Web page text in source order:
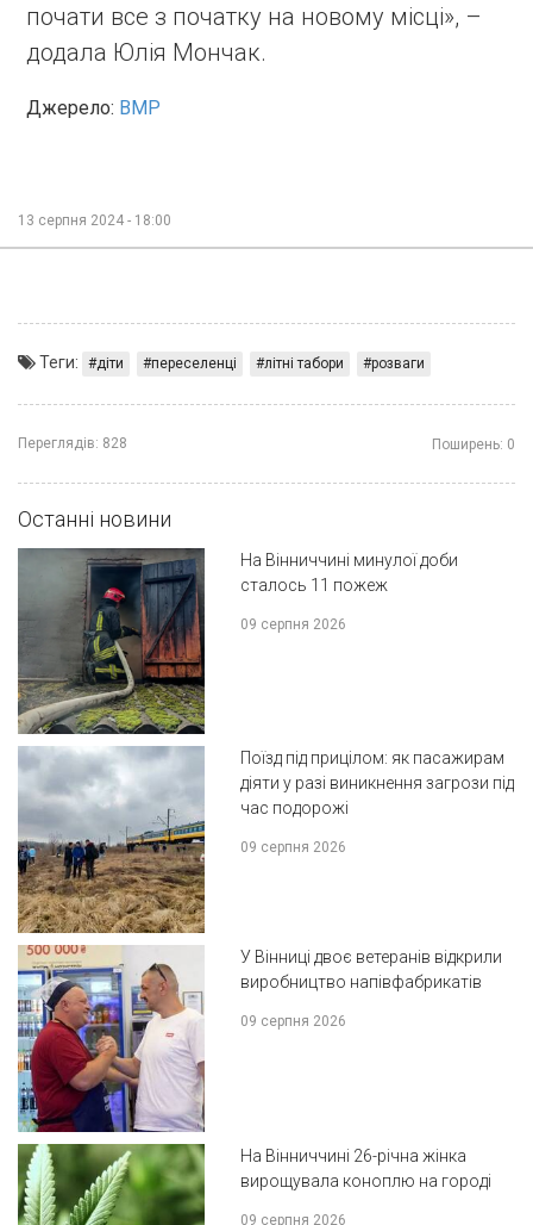
почати все з початку на новому місці», –
додала Юлія Мончак.
Джерело: ВМР
13 серпня 2024 - 18:00
Теги: діти переселенці літні табори розваги
Переглядів: 828 Поширень: 0
Останні новини
На Вінниччині минулої доби
сталось 11 пожеж
09 серпня 2026
Поїзд під прицілом: як пасажирам
діяти у разі виникнення загрози під
час подорожі
09 серпня 2026
У Вінниці двоє ветеранів відкрили
виробництво напівфабрикатів
09 серпня 2026
На Вінниччині 26-річна жінка
вирощувала коноплю на городі
09 серпня 2026